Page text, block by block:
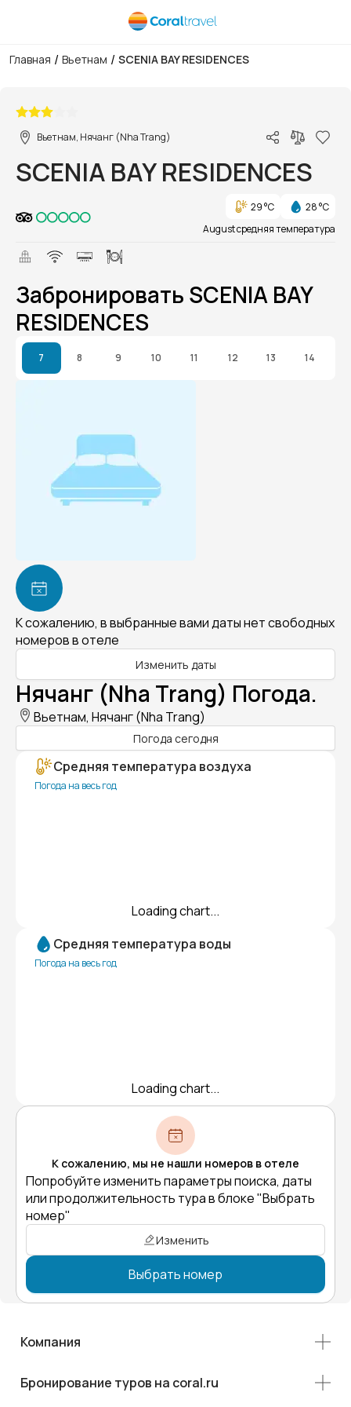
Главная / Вьетнам / SCENIA BAY RESIDENCES
Вьетнам, Нячанг (Nha Trang)
SCENIA BAY RESIDENCES
29 °C
28 °C
August средняя температура
Забронировать SCENIA BAY
RESIDENCES
7 8 9 10 11 12 13 14
К сожалению, в выбранные вами даты нет свободных
номеров в отеле
Изменить даты
Нячанг (Nha Trang) Погода.
Вьетнам, Нячанг (Nha Trang)
Погода сегодня
Средняя температура воздуха
Погода на весь год
Loading chart...
Средняя температура воды
Погода на весь год
Loading chart...
К сожалению, мы не нашли номеров в отеле
Попробуйте изменить параметры поиска, даты
или продолжительность тура в блоке "Выбрать
номер"
Изменить
Выбрать номер
Компания
Бронирование туров на coral.ru